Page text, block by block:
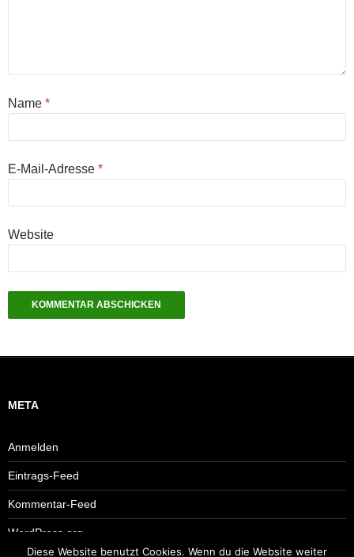
Name *
E-Mail-Adresse *
Website
META
Anmelden
Eintrags-Feed
Kommentar-Feed
WordPress.org
Diese Website benutzt Cookies. Wenn du die Website weiter